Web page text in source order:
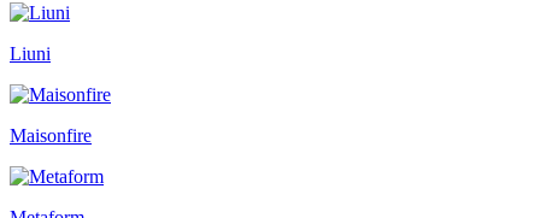
Liuni
Maisonfire